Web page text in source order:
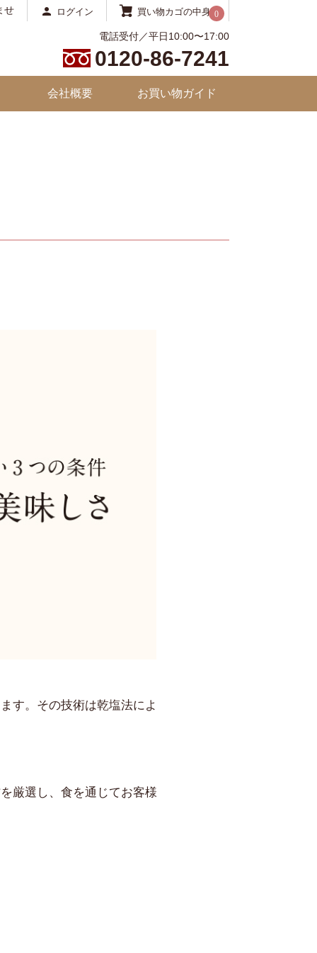
せ ログイン 買い物カゴの中身 0
電話受付／平日10:00〜17:00
0120-86-7241
会社概要 お買い物ガイド
す。その技術は乾塩法によ
厳選し、食を通じてお客様